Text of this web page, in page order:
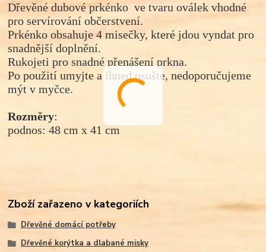
Dřevěné dubové prkénko ve tvaru oválek vhodné
pro servírování občerstvení.
Prkénko obsahuje 4 misečky, které jdou vyndat pro
snadnější doplnění.
Rukojeti pro snadné přenášení prkna.
Po použití umyjte a ihned osušte, nedoporučujeme
mýt v myčce.
Rozměry:
podnos: 48 cm x 41 cm
Zboží zařazeno v kategoriích
Dřevěné domácí potřeby
Dřevěné korýtka a dlabané misky